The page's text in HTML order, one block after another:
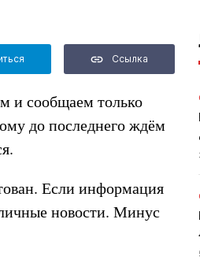
Ссылка
и сообщаем только
до последнего ждём
Если информация
новости. Минус